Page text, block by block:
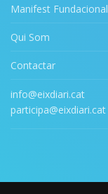
Manifest Fundacional
Qui Som
Contactar
info@eixdiari.cat
participa@eixdiari.cat